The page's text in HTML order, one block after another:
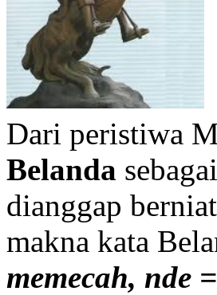
Dari peristiwa
Belanda
dianggap
makna kata
memecah, nde